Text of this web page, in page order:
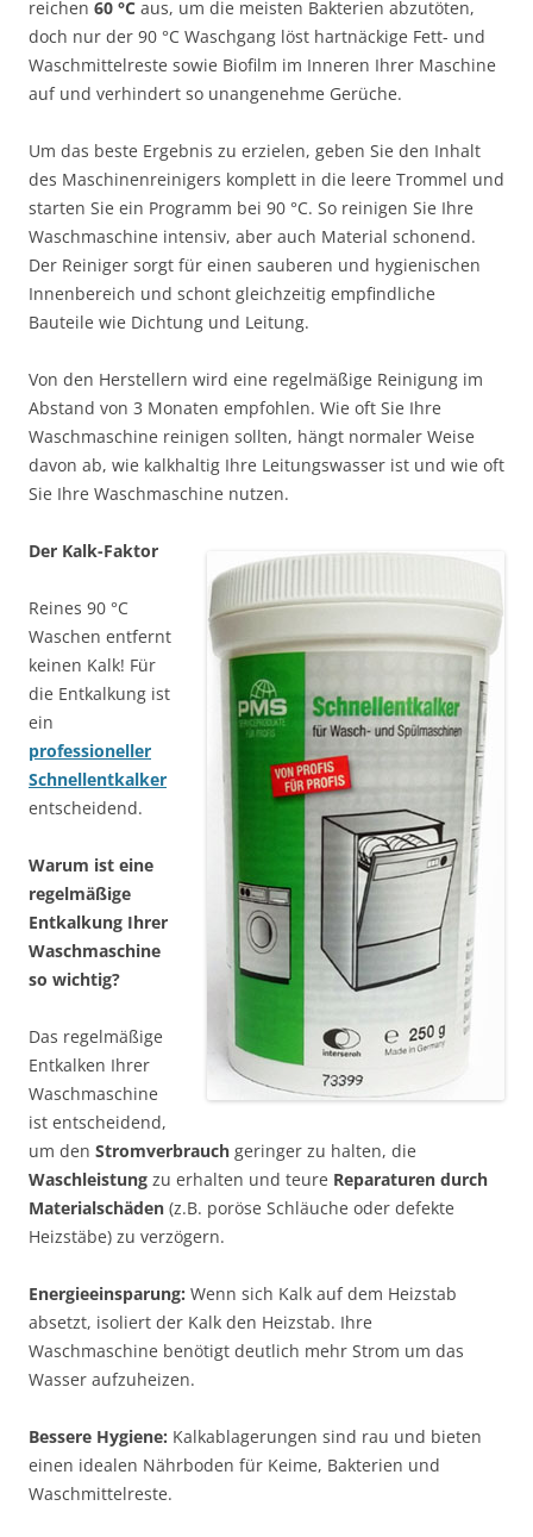
reichen 60 °C aus, um die meisten Bakterien abzutöten,
doch nur der 90 °C Waschgang löst hartnäckige Fett- und
Waschmittelreste sowie Biofilm im Inneren Ihrer Maschine
auf und verhindert so unangenehme Gerüche.
Um das beste Ergebnis zu erzielen, geben Sie den Inhalt
des Maschinenreinigers komplett in die leere Trommel und
starten Sie ein Programm bei 90 °C. So reinigen Sie Ihre
Waschmaschine intensiv, aber auch Material schonend.
Der Reiniger sorgt für einen sauberen und hygienischen
Innenbereich und schont gleichzeitig empfindliche
Bauteile wie Dichtung und Leitung.
Von den Herstellern wird eine regelmäßige Reinigung im
Abstand von 3 Monaten empfohlen. Wie oft Sie Ihre
Waschmaschine reinigen sollten, hängt normaler Weise
davon ab, wie kalkhaltig Ihre Leitungswasser ist und wie oft
Sie Ihre Waschmaschine nutzen.
Der Kalk-Faktor
Reines 90 °C
Waschen entfernt
keinen Kalk! Für
die Entkalkung ist
ein
professioneller
Schnellentkalker
entscheidend.
Warum ist eine
regelmäßige
Entkalkung Ihrer
Waschmaschine
so wichtig?
Das regelmäßige
Entkalken Ihrer
Waschmaschine
ist entscheidend,
um den Stromverbrauch geringer zu halten, die
Waschleistung zu erhalten und teure Reparaturen durch
Materialschäden (z.B. poröse Schläuche oder defekte
Heizstäbe) zu verzögern.
Energieeinsparung: Wenn sich Kalk auf dem Heizstab
absetzt, isoliert der Kalk den Heizstab. Ihre
Waschmaschine benötigt deutlich mehr Strom um das
Wasser aufzuheizen.
Bessere Hygiene: Kalkablagerungen sind rau und bieten
einen idealen Nährboden für Keime, Bakterien und
Waschmittelreste.